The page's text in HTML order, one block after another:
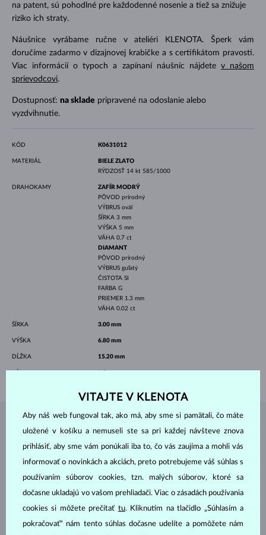
na patent, sú pohodlné pre každodenné nosenie a tiež sa znižuje
riziko ich straty.
Náušnice vyrábame ručne v ateliéri KLENOTA. Šperk vám
doručíme zadarmo v dizajnovej krabičke a s certifikátom pravosti.
Viac informácií o typoch a zapínaní náušníc nájdete v našom
sprievodcovi.
Dostupnosť: na sklade pripravené na odoslanie alebo
vyzdvihnutie.
KÓD K0631012
MATERIÁL
BIELE ZLATO
RÝDZOSŤ 14 kt 585/1000
DRAHOKAMY
ZAFÍR MODRÝ
PÔVOD prírodný
VÝBRUS ovál
ŠÍRKA 3 mm
VÝŠKA 5 mm
VÁHA 0.7 ct
DIAMANT
PÔVOD prírodný
VÝBRUS guľatý
ČISTOTA SI
FARBA G
PRIEMER 1.3 mm
VÁHA 0.02 ct
ŠÍRKA 3.00 mm
VÝŠKA 6.80 mm
DĹŽKA 15.20 mm
ŠPERKY ZATELIÉRU KLENOTA
VITAJTE V KLENOTA
Aby náš web fungoval tak, ako má, aby sme si pamätali, čo máte
uložené v košíku a nemuseli ste sa pri každej návšteve znova
prihlásiť, aby sme vám ponúkali iba to, čo vás zaujíma a mohli vás
informovať o novinkách a akciách, preto potrebujeme váš súhlas s
používaním súborov cookies, tzn. malých súborov, ktoré sa
dočasne ukladajú vo vašom prehliadači. Viac o zásadách používania
cookies si môžete prečítať tu. Kliknutím na tlačidlo „Súhlasím a
pokračovať“ nám tento súhlas dočasne udelíte a pomôžete nám